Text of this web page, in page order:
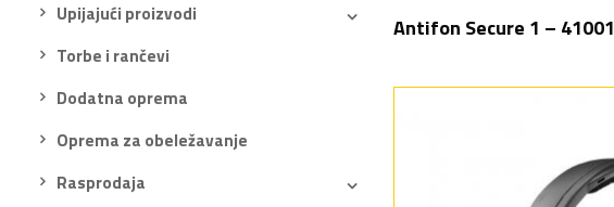
Upijajući proizvodi
Torbe i rančevi
Dodatna oprema
Oprema za obeležavanje
Rasprodaja
Antifon Secure 1 – 41001